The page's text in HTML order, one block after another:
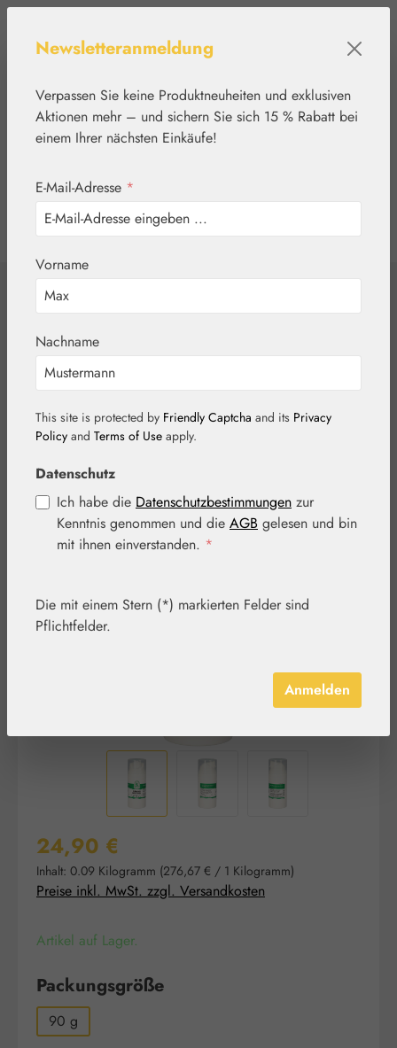
Werkzeugleiste anzeigen
Irländisch Moos
Salbe
Bildergalerie überspringen
Regulärer Preis:
24,90 €
Inhalt: 0.09 Kilogramm (276,67 € / 1 Kilogramm)
Preise inkl. MwSt. zzgl. Versandkosten
Artikel auf Lager.
Packungsgrößeauswählen
90 g
Newsletteranmeldung
Verpassen Sie keine Produktneuheiten und exklusiven
Aktionen mehr – und sichern Sie sich 15 % Rabatt bei
einem Ihrer nächsten Einkäufe!
E-Mail-Adresse *
Vorname
Nachname
This site is protected by Friendly Captcha and its Privacy
Policy and Terms of Use apply.
Datenschutz
Ich habe die Datenschutzbestimmungen zur
Kenntnis genommen und die AGB gelesen und bin
mit ihnen einverstanden. *
Die mit einem Stern (*) markierten Felder sind
Pflichtfelder.
Anmelden